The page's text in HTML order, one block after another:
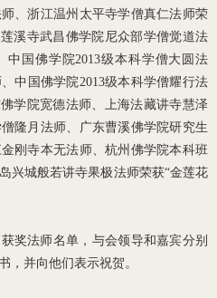
、浙江温州太平寺学僧真仁法师荣
溪寺武昌佛学院尼众部学僧觉道法
中国佛学院2013级本科学僧大圆法
中国佛学院2013级本科学僧耀行法
学院宽德法师、上海法藏讲寺慧泽
隆月法师、广东曹溪佛学院研究生
刚寺本无法师、杭州佛学院本科班
兴城般若讲寺果极法师荣获“金莲花
奖法师名单，与会领导和嘉宾分别
，并向他们表示祝贺。